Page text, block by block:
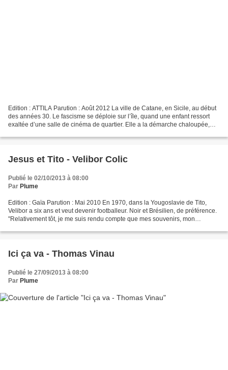
Edition : ATTILA Parution : Août 2012 La ville de Catane, en Sicile, au début
des années 30. Le fascisme se déploie sur l’île, quand une enfant ressort
exaltée d’une salle de cinéma de quartier. Elle a la démarche chaloupée,
Jesus et Tito - Velibor Colic
Publié le 02/10/2013 à 08:00
Par Plume
Edition : Gaïa Parution : Mai 2010 En 1970, dans la Yougoslavie de Tito,
Velibor a six ans et veut devenir footballeur. Noir et Brésilien, de préférence.
"Relativement tôt, je me suis rendu compte que mes souvenirs, mon
Ici ça va - Thomas Vinau
Publié le 27/09/2013 à 08:00
Par Plume